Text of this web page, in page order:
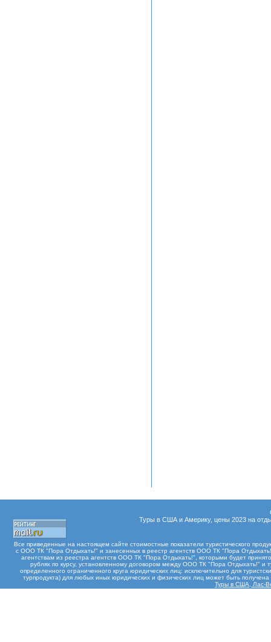
Туры в США и Америку, цены 2023 на
Все приведенные на настоящем сайте стоимостные показатели туристического
с ООО ТК "Пора Отдыхать!" и занесенных в реестр агентств ООО ТК "Пора
агентствам из реестра агентств ООО ТК "Пора Отдыхать!", которыми будет
рублях по курсу, установленному договором между ООО ТК "Пора Отдыхать!" и
определенного ограниченного круга юридических лиц: исключительно для
турпродукта) для любых иных юридических и физических лиц может быть
Туры в США, Лас-